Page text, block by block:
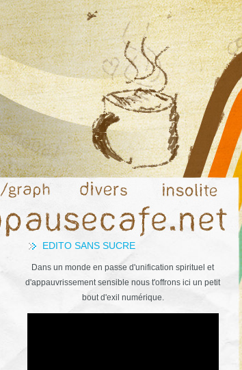
EDITO SANS SUCRE
Dans un monde en passe d'unification spirituel et
d'appauvrissement sensible nous t'offrons ici un petit
bout d'exil numérique.